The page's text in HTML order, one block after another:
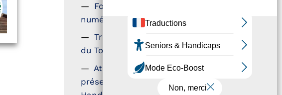
Formation Communication
numérique
Trophées Horizons – Acteurs
du Tourisme Durable
Atout France – flyer
présentation label Tourisme &